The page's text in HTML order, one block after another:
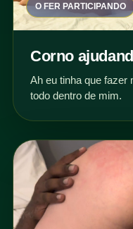
O FER PARTICIPANDO
Corno
Ah eu tinha que fazer
todo dentro de mim.